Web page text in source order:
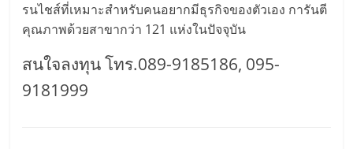
ปรึกษา
ลงทุน
และ
รนไชส์ที่เหมาะสำหรับคนอยากมีธุรกิจของตัวเอง การันตี
คุณภาพด้วยสาขากว่า 121 แห่งในปัจจุบัน
สนใจลงทุน โทร.089-9185186, 095-
9181999